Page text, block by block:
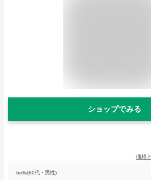
ショップでみる
価格
bells(60代・男性)